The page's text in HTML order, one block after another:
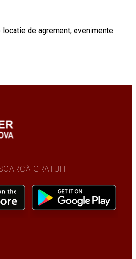
de agrement, evenimente
GRATUIT